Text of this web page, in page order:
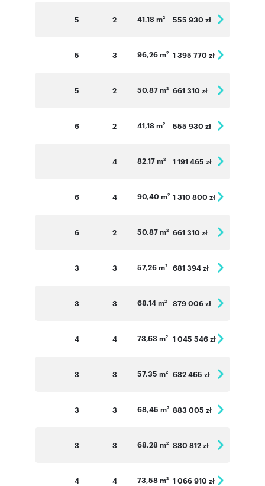
5 2 41,18 m2 555 930 zł
5 3 96,26 m2 1 395 770 zł
5 2 50,87 m2 661 310 zł
6 2 41,18 m2 555 930 zł
4 82,17 m2 1 191 465 zł
6 4 90,40 m2 1 310 800 zł
6 2 50,87 m2 661 310 zł
3 3 57,26 m2 681 394 zł
3 3 68,14 m2 879 006 zł
4 4 73,63 m2 1 045 546 zł
3 3 57,35 m2 682 465 zł
3 3 68,45 m2 883 005 zł
3 3 68,28 m2 880 812 zł
4 4 73,58 m2 1 066 910 zł